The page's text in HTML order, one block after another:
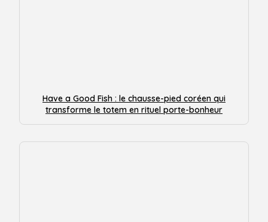
Have a Good Fish : le chausse-pied coréen qui
transforme le totem en rituel porte-bonheur